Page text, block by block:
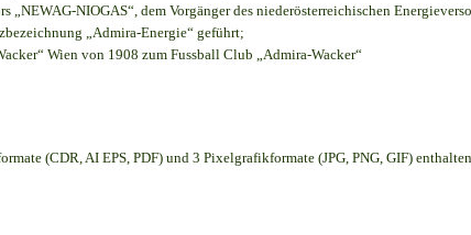
„NEWAG-NIOGAS“, dem Vorgänger des niederösterreichischen
„Admira-Energie“ geführt;
Wien von 1908 zum Fussball Club „Admira-Wacker“
(CDR, AI EPS, PDF) und 3 Pixelgrafikformate (JPG, PNG, GIF) enthalten.